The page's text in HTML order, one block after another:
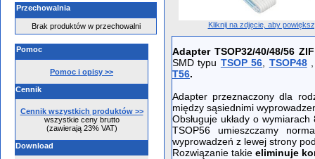
Przechowalnia
Brak produktów w przechowalni
Pomoc
Pomoc i opisy >>
Cennik
Cennik wszystkich produktów >>
wszystkie ceny brutto
(zawierają 23% VAT)
Download
Kliknij na zdjęcie, aby
AdapterTSOP32/40/48/56
SMD typu TSOP 56 TSOP48
T56.
Adapter przeznaczony dla
między sąsiednimi
Obsługuje układy o
TSOP56 umieszczamy
wyprowadzeń z lewej strony
Rozwiązanie takie eliminuje